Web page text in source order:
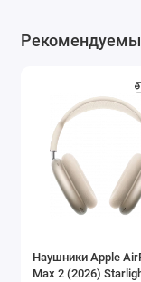
Наушники Apple
Max 2 (2026)